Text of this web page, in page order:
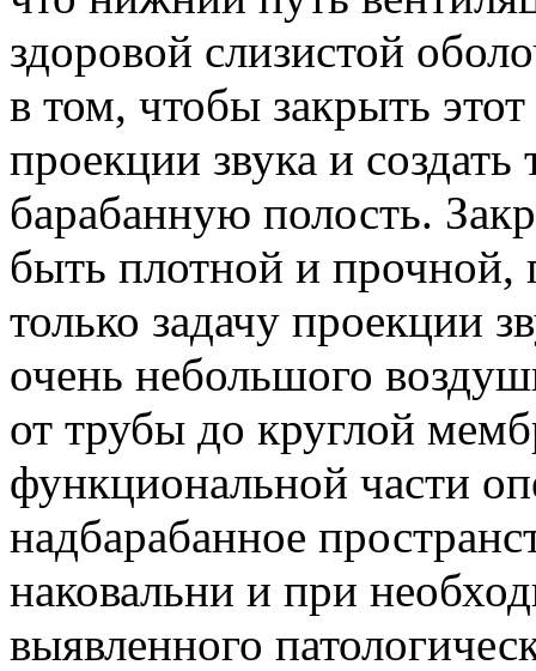
здоровой слизистой
в том, чтобы закрыть
проекции звука и
барабанную полость.
быть плотной и прочной,
только задачу проекции
очень небольшого
от трубы до круглой
функциональной части
надбарабанное
наковальни и при
выявленного